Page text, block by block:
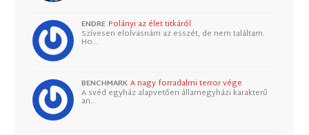
ENDRE Polányi az élet titkáról
Szívesen elolvasnám az esszét, de nem találtam.
Ho…
BENCHMARK A nagy forradalmi terror vége
A svéd egyház alapvetően államegyházi karakterű
an…